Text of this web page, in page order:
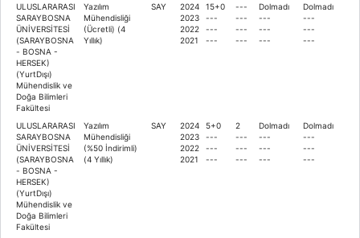
ULUSLARARASI
SARAYBOSNA
ÜNİVERSİTESİ
(SARAYBOSNA
- BOSNA -
HERSEK)
(YurtDışı)
Mühendislik ve
Doğa Bilimleri
Fakültesi
Yazılım
Mühendisliği
(Ücretli) (4
Yıllık)
SAY
2024
2023
2022
2021
15+0
---
---
---
---
---
---
---
Dolmadı
---
---
---
Dolmadı
---
---
---
ULUSLARARASI
SARAYBOSNA
ÜNİVERSİTESİ
(SARAYBOSNA
- BOSNA -
HERSEK)
(YurtDışı)
Mühendislik ve
Doğa Bilimleri
Fakültesi
Yazılım
Mühendisliği
(%50 İndirimli)
(4 Yıllık)
SAY
2024
2023
2022
2021
5+0
---
---
---
2
---
---
---
Dolmadı
---
---
---
Dolmadı
---
---
---